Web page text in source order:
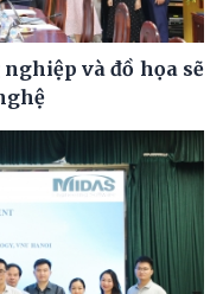
và đồ họa sẽ